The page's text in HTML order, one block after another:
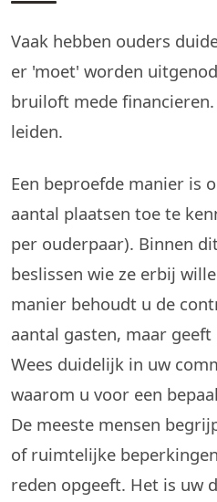
Vaak hebben ouders
er 'moet' worden
bruiloft mede
leiden.
Een beproefde manier is
aantal plaatsen toe te
per ouderpaar). Binnen
beslissen wie ze erbij
manier behoudt u de
aantal gasten, maar
Wees duidelijk in uw
waarom u voor een
De meeste mensen
of ruimtelijke
reden opgeeft. Het is uw